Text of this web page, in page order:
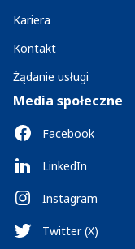
Kariera
Kontakt
Żądanie usługi
Media społeczne
Facebook
LinkedIn
Instagram
Twitter (X)